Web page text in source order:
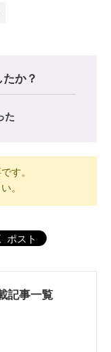
か？
た
す。
。
ポスト
記事一覧